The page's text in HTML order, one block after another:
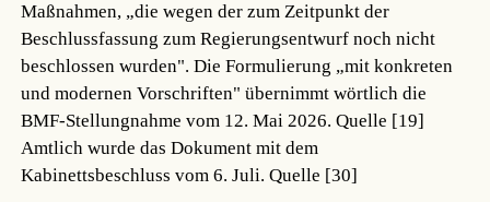
Maßnahmen, „die wegen der zum Zeitpunkt der
Beschlussfassung zum Regierungsentwurf noch nicht
beschlossen wurden". Die Formulierung „mit konkreten
und modernen Vorschriften" übernimmt wörtlich die
BMF-Stellungnahme vom 12. Mai 2026.Quelle [19]
Amtlich wurde das Dokument mit dem
Kabinettsbeschluss vom 6. Juli.Quelle [30]